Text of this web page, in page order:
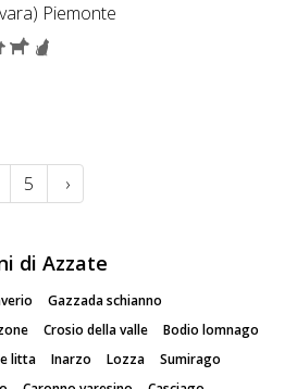
Piemonte
5 ›
di Azzate
Gazzada schianno
Crosio della valle
Bodio lomnago
litta Inarzo Lozza
Sumirago